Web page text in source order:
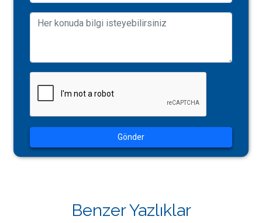
Gönder
Benzer Yazlıklar